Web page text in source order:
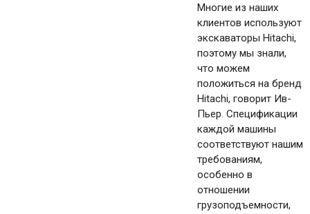
Многие из наших
клиентов используют
экскаваторы Hitachi,
поэтому мы знали,
что можем
положиться на бренд
Hitachi, говорит Ив-
Пьер. Спецификации
каждой машины
соответствуют нашим
требованиям,
особенно в
отношении
грузоподъемности,